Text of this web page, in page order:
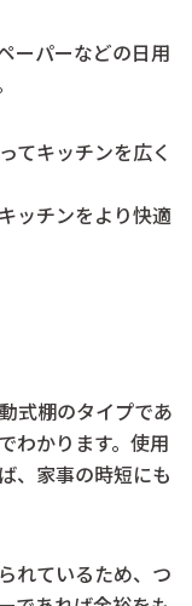
ーパーなどの日用
てキッチンを広く
ッチンをより快適
式棚のタイプであ
わかります。使用
、家事の時短にも
れているため、つ